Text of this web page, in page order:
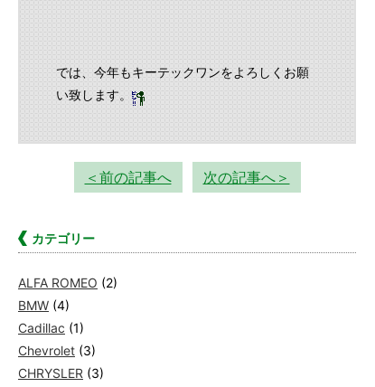
では、今年もキーテックワンをよろしくお願
い致します。
＜前の記事へ 次の記事へ＞
カテゴリー
ALFA ROMEO (2)
BMW (4)
Cadillac (1)
Chevrolet (3)
CHRYSLER (3)